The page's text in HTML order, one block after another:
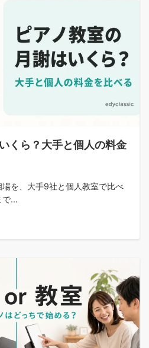
くら？大手と個人の料金
を、大手9社と個人教室で比べ
で...